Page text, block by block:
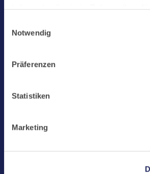
challenges.cloudflare.com: Wir
Buchungssystem MEWS in unserem
übermittelt. Cookies von
Buchungen von Bibliotheks- und
Buchungen durchführen zu können
Notwendig
Präferenzen
Statistiken
Marketing
Laacher See
Jobs